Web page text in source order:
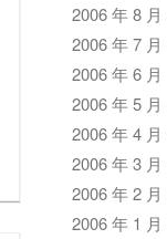
2006 年 8 月
2006 年 7 月
2006 年 6 月
2006 年 5 月
2006 年 4 月
2006 年 3 月
2006 年 2 月
2006 年 1 月